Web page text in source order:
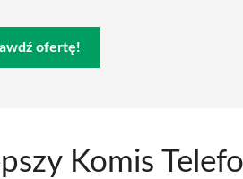
ofertę!
Komis